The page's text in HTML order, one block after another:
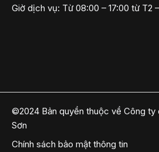
Giờ dịch vụ: Từ 08:00 – 17:00 từ T2
©2024 Bản quyền thuộc về Công ty
Sơn
Chính sách bảo mật thông tin